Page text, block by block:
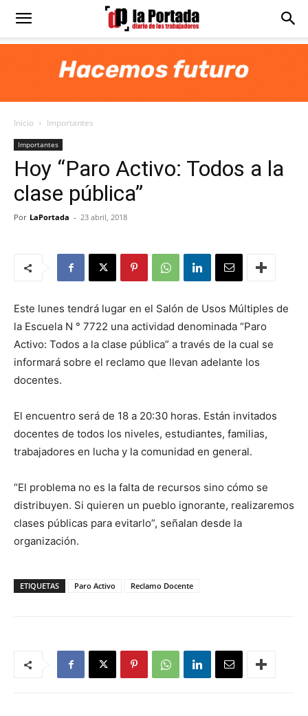
Diario
Portada
Inicio Importantes
Importantes
Hoy “Paro Activo: Todos a la
clase pública”
Por LaPortada - 23 abril, 2018
Este lunes tendrá lugar en el Salón de Usos Múltiples de
la Escuela N ° 7722 una actividad denominada “Paro
Activo: Todos a la clase pública” a través de la cual se
informará sobre el reclamo que llevan adelante los
docentes.
El encuentro será de 18 a 20:30 horas. Están invitados
docentes de todos los niveles, estudiantes, familias,
trabajadores en lucha y la comunidad en general.
“El problema no es la falta de recursos sino cómo se
distribuyen. Si quieren un pueblo ignorante, realizaremos
clases públicas para evitarlo”, señalan desde la
organización.
ETIQUETAS Paro Activo Reclamo Docente